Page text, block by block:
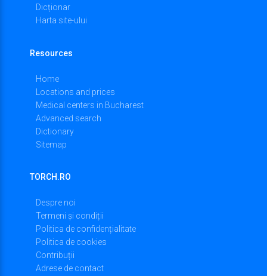
Dicționar
Harta site-ului
Resources
Home
Locations and prices
Medical centers in Bucharest
Advanced search
Dictionary
Sitemap
TORCH.RO
Despre noi
Termeni și condiții
Politica de confidențialitate
Politica de cookies
Contribuții
Adrese de contact